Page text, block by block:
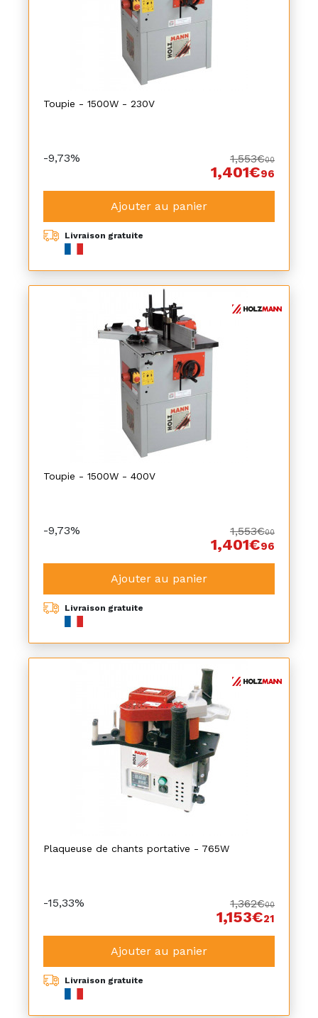
Toupie - 1500W - 230V
-9,73% 1,553€00
1,401€96
Ajouter au panier
Livraison gratuite
Toupie - 1500W - 400V
-9,73% 1,553€00
1,401€96
Ajouter au panier
Livraison gratuite
Plaqueuse de chants portative - 765W
-15,33% 1,362€00
1,153€21
Ajouter au panier
Livraison gratuite